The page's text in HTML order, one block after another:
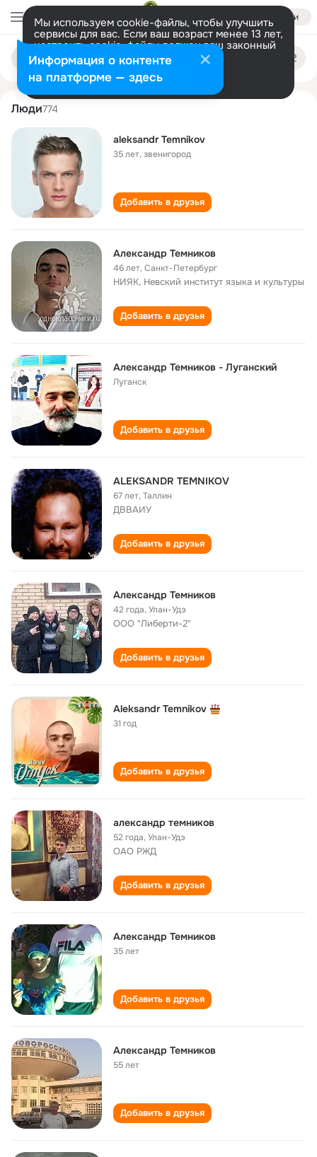
Войти
Мы используем cookie-файлы, чтобы улучшить
сервисы для вас. Если ваш возраст менее 13 лет,
настроить cookie-файлы должен ваш законный
представитель. Больше информации
Разрешить все Настроить
Поиск
людям
aleksandr temnikov
Люди774
aleksandr Temnikov
35 лет,звенигород
Добавить в друзья
Александр Темников
46 лет,Санкт-Петербург
НИЯК, Невский институт языка и культуры
Добавить в друзья
Александр Темников - Луганский
Луганск
Добавить в друзья
ALEKSANDR TEMNIKOV
67 лет,Таллин
ДВВАИУ
Добавить в друзья
Александр Темников
42 года,Улан-Удэ
ООО "Либерти-2"
Добавить в друзья
Aleksandr Temnikov
31 год
Добавить в друзья
александр темников
52 года,Улан-Удэ
ОАО РЖД
Добавить в друзья
Александр Темников
35 лет
Добавить в друзья
Александр Темников
55 лет
Добавить в друзья
Информация о контенте
на платформе — здесь